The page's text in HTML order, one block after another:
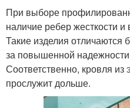
При выборе
наличие ребер жесткости
Такие изделия отличаются
за повышенной надежности
Соответственно, кровля из
прослужит дольше.